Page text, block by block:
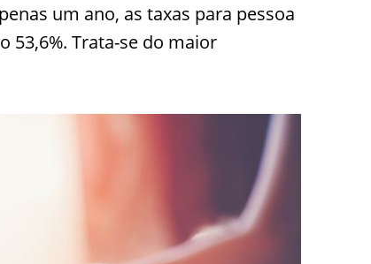
um ano, as taxas para pessoa
53,6%. Trata-se do maior